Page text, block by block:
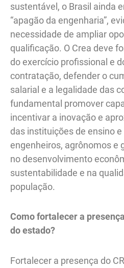
sustentável, o Brasil ainda
“apagão da engenharia”,
necessidade de ampliar
qualificação. O Crea deve
do exercício profissional e
contratação, defender o
salarial e a legalidade das
fundamental promover
incentivar a inovação e
das instituições de ensino
engenheiros, agrônomos e
no desenvolvimento
sustentabilidade e na
população.
Como fortalecer a
do estado?
Fortalecer a presença do